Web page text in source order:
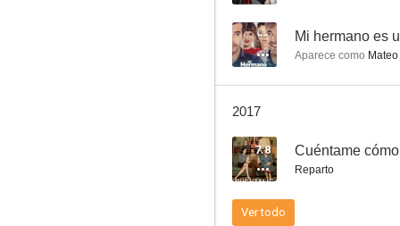
--
-- Mi hermano es
Aparece como
2017
7.8 Cuéntame
Reparto
Ver todo